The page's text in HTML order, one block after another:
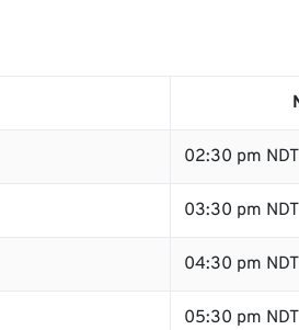
02:30 pm NDT
03:30 pm NDT
04:30 pm NDT
05:30 pm NDT